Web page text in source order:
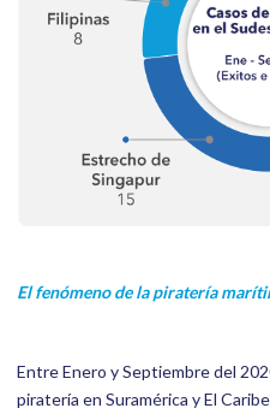
El fenómeno de la piratería
Entre Enero y Septiembre del
piratería en Suramérica y El